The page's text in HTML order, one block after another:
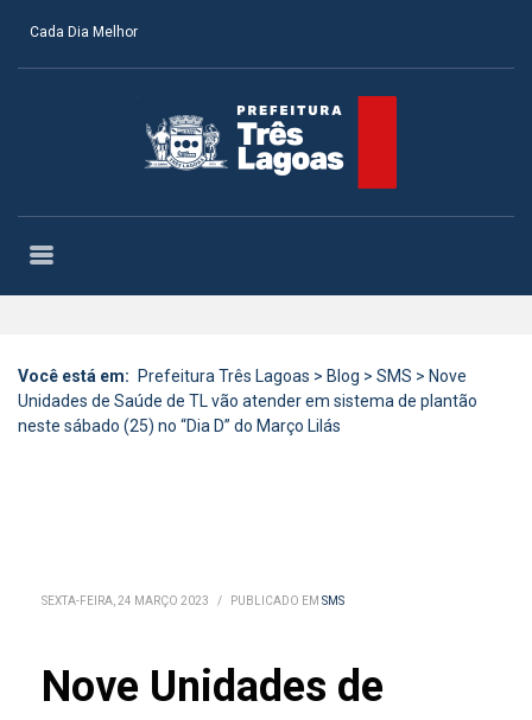
Cada Dia Melhor
Você está em: Prefeitura Três Lagoas > Blog > SMS > Nove
Unidades de Saúde de TL vão atender em sistema de plantão
neste sábado (25) no “Dia D” do Março Lilás
SEXTA-FEIRA, 24 MARÇO 2023 / PUBLICADO EM SMS
Nove Unidades de